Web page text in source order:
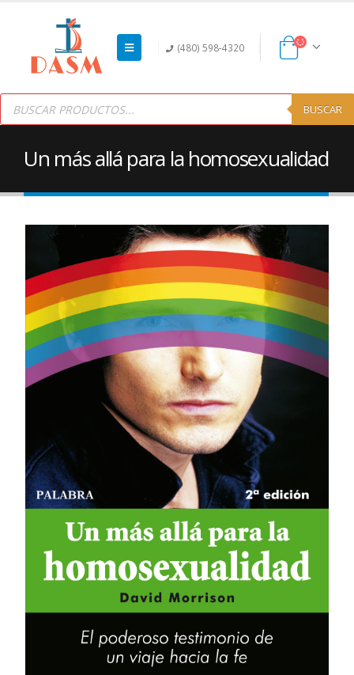
(480) 598-4320
Products
search BUSCAR
Un más allá para la homosexualidad